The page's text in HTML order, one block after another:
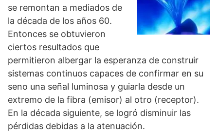
se remontan a mediados de
la década de los años 60.
Entonces se obtuvieron
ciertos resultados que
permitieron albergar la esperanza de construir
sistemas continuos capaces de confirmar en su
seno una señal luminosa y guiarla desde un
extremo de la fibra (emisor) al otro (receptor).
En la década siguiente, se logró disminuir las
pérdidas debidas a la atenuación.